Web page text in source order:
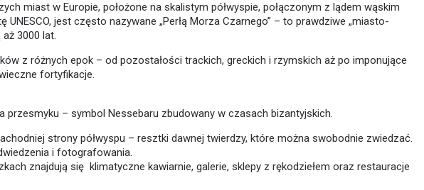
miast w Europie, położone na skalistym półwyspie, połączonym z lądem wąskim
UNESCO, jest często nazywane „Perłą Morza Czarnego” – to prawdziwe „miasto-
3000 lat.
z różnych epok – od pozostałości trackich, greckich i rzymskich aż po imponujące
fortyfikacje.
przesmyku – symbol Nessebaru zbudowany w czasach bizantyjskich.
strony półwyspu – resztki dawnej twierdzy, które można swobodnie zwiedzać.
i fotografowania.
znajdują się klimatyczne kawiarnie, galerie, sklepy z rękodziełem oraz restauracje